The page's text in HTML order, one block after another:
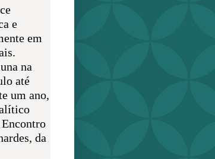
e
em
na
até
um ano,
da